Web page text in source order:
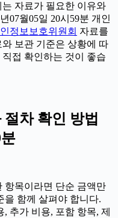
자료가 필요한 이유와
07월05일 20시59분 개인
정보보호위원회 자료를
보관 기준은 상황에 따
접 확인하는 것이 좋습
차 확인 방법
항목이라면 단순 금액만
을 함께 살펴야 합니다.
, 추가 비용, 포함 항목, 제